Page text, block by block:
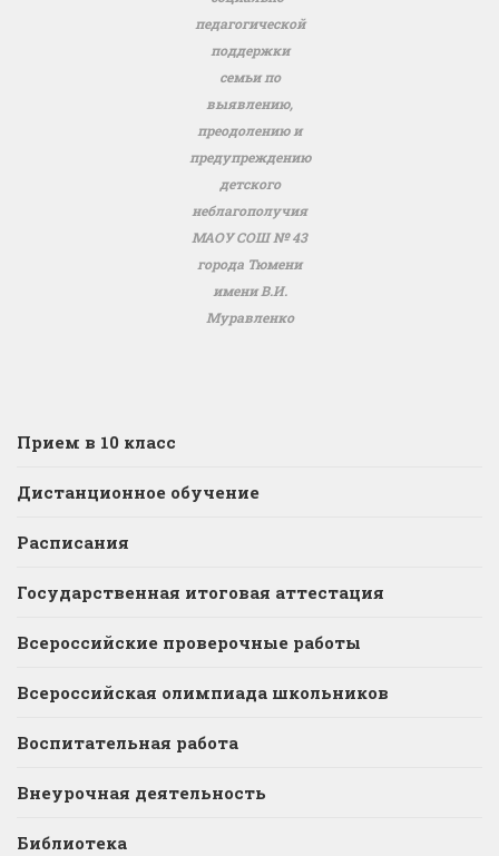
педагогической
поддержки
семьи по
выявлению,
преодолению и
предупреждению
детского
неблагополучия
МАОУ СОШ № 43
города Тюмени
имени В.И.
Муравленко
Прием в 10 класс
Дистанционное обучение
Расписания
Государственная итоговая аттестация
Всероссийские проверочные работы
Всероссийская олимпиада школьников
Воспитательная работа
Внеурочная деятельность
Библиотека